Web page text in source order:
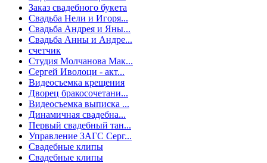
Заказ свадебного букета
Свадьба Нели и Игоря...
Свадьба Андрея и Яны...
Свадьба Анны и Андре...
счетчик
Студия Молчанова Мак...
Сергей Иволоци - акт...
Видеосъемка крещения
Дворец бракосочетани...
Видеосъемка выписка ...
Динамичная свадебна...
Первый свадебный тан...
Управление ЗАГС Серг...
Свадебные клипы
Свадебные клипы